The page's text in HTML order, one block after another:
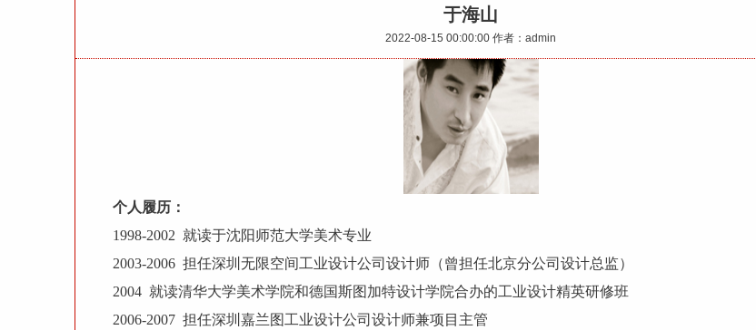
于海山
2022-08-15 00:00:00 作者：admin
个人履历：
1998-2002 就读于沈阳师范大学美术专业
2003-2006 担任深圳无限空间工业设计公司设计师（曾担任北京分公司设计总监）
2004 就读清华大学美术学院和德国斯图加特设计学院合办的工业设计精英研修班
2006-2007 担任深圳嘉兰图工业设计公司设计师兼项目主管